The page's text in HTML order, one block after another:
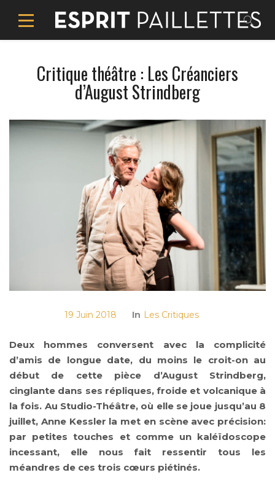
Critique théâtre : Les Créanciers
d’August Strindberg
19 Juin 2018 In Les Critiques
Deux hommes conversent avec la complicité
d’amis de longue date, du moins le croit-on au
début de cette pièce d’August Strindberg,
cinglante dans ses répliques, froide et volcanique à
la fois. Au Studio-Théâtre, où elle se joue jusqu’au 8
juillet, Anne Kessler la met en scène avec précision:
par petites touches et comme un kaléïdoscope
incessant, elle nous fait ressentir tous les
méandres de ces trois cœurs piétinés.